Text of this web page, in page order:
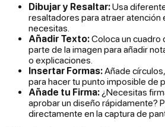
Dibujar y Resaltar:Usa
resaltadores para atraer atención
necesitas.
Añadir Texto:Coloca un cuadro
parte de la imagen para añadir
o explicaciones.
Insertar Formas:Añade
para hacer tu punto imposible de
Añade tu Firma: ¿Necesitas
aprobar un diseño rápidamente?
directamente en la captura de